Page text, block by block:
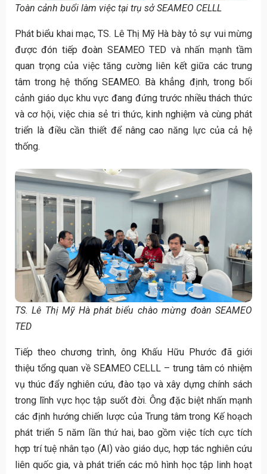
Toàn cảnh buổi làm việc tại trụ sở SEAMEO CELLL
Phát biểu khai mạc, TS. Lê Thị Mỹ Hà bày tỏ sự vui mừng
được đón tiếp đoàn SEAMEO TED và nhấn mạnh tầm
quan trọng của việc tăng cường liên kết giữa các trung
tâm trong hệ thống SEAMEO. Bà khẳng định, trong bối
cảnh giáo dục khu vực đang đứng trước nhiều thách thức
và cơ hội, việc chia sẻ tri thức, kinh nghiệm và cùng phát
triển là điều cần thiết để nâng cao năng lực của cả hệ
thống.
TS. Lê Thị Mỹ Hà phát biểu chào mừng đoàn SEAMEO
TED
Tiếp theo chương trình, ông Khấu Hữu Phước đã giới
thiệu tổng quan về SEAMEO CELLL – trung tâm có nhiệm
vụ thúc đẩy nghiên cứu, đào tạo và xây dựng chính sách
trong lĩnh vực học tập suốt đời. Ông đặc biệt nhấn mạnh
các định hướng chiến lược của Trung tâm trong Kế hoạch
phát triển 5 năm lần thứ hai, bao gồm việc tích cực tích
hợp trí tuệ nhân tạo (AI) vào giáo dục, hợp tác nghiên cứu
liên quốc gia, và phát triển các mô hình học tập linh hoạt